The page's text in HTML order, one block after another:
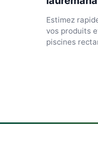
Estimez
vos produits
piscines